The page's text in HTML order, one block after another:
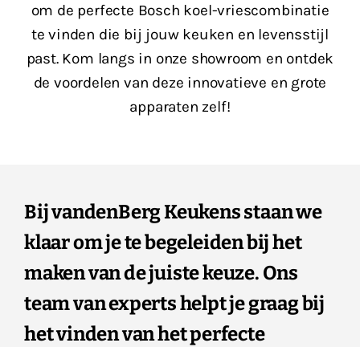
om de perfecte Bosch koel-vriescombinatie
te vinden die bij jouw keuken en levensstijl
past. Kom langs in onze showroom en ontdek
de voordelen van deze innovatieve en grote
apparaten zelf!
Bij vandenBerg Keukens staan we
klaar om je te begeleiden bij het
maken van de juiste keuze. Ons
team van experts helpt je graag bij
het vinden van het perfecte